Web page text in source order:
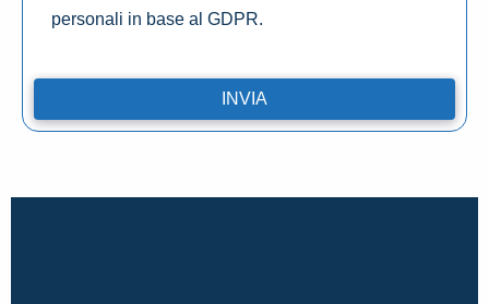
personali in base al GDPR.